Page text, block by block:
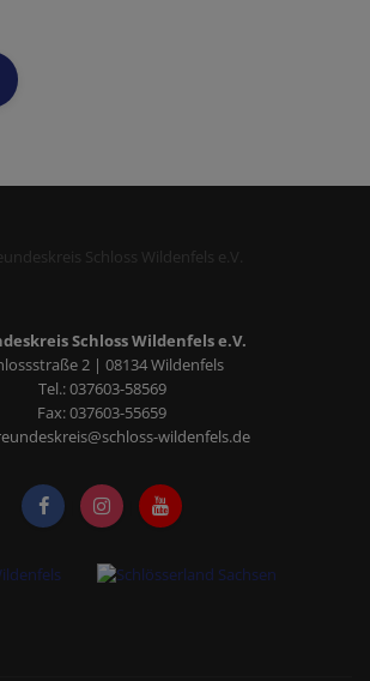
Schloss Wildenfels e.V.
2 | 08134 Wildenfels
Tel.:037603-58569
Fax: 037603-55659
@schloss-wildenfels.de